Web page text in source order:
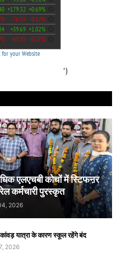
')
एलएचबी कोचों में स्टिफऩर
कर्मचारी पुरस्कृत
2026
यात्रा के कारण स्कूल रहेंगे बंद
2026